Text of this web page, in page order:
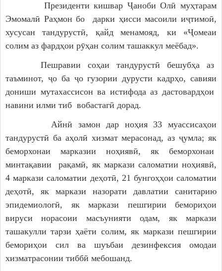
Президенти кишвар Ҷаноби Олӣ муҳтарам
Эмомалӣ Раҳмон бо дарки ҳисси масоили иҷтимоӣ,
хусусан тандурустӣ, қайд менамояд, ки «Ҷомеаи
солим аз фардҳои рӯҳан солим ташаккул меёбад».
Пешравии соҳаи тандурустӣ бешубҳа аз
таъминот, ҷо ба ҷо гузории дурусти кадрҳо, савияи
дониши мутахассисон ва истифода аз дастовардҳои
навини илми тиб вобастагӣ дорад.
Айнӣ замон дар ноҳия 33 муассисаҳои
тандурустӣ ба аҳолӣ хизмат мерасонад, аз ҷумла; як
беморхонаи марказии ноҳиявӣ, як беморхонаи
минтақавии рақамӣ, як маркази саломатии ноҳиявӣ,
4 маркази саломатии деҳотӣ, 21 бунгоҳҳои саломатии
деҳотӣ, як маркази назорати давлатии санитарию
эпидемиологӣ, як маркази пешгирии бемориҳои
вируси норасоии масъунияти одам, як маркази
ташакулли тарзи ҳаёти солим, як маркази пешгирии
бемориҳои сил ва шуъбаи дезинфексия омодаи
хизматрасонии тиббӣ мебошанд.